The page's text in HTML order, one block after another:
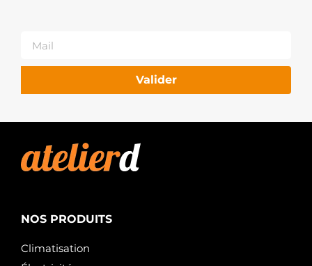
Valider
NOS PRODUITS
Climatisation